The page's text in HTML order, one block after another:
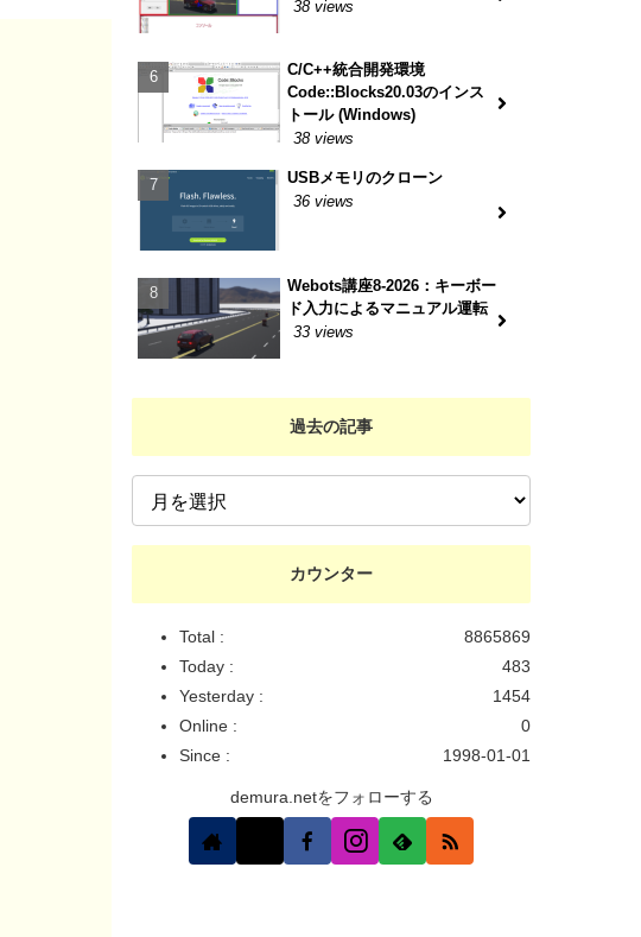
38 views
C/C++統合開発環境
Code::Blocks20.03のインス
トール (Windows)
38 views
USBメモリのクローン
36 views
Webots講座8-2026：キーボー
ド入力によるマニュアル運転
33 views
過去の記事
カウンター
8865869
Total :
483
Today :
1454
Yesterday :
0
Online :
1998-01-01
Since :
demura.netをフォローする